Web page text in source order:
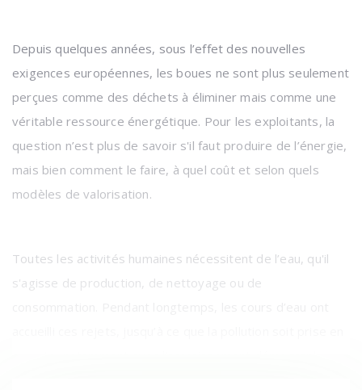
Depuis quelques années, sous l’effet des nouvelles
exigences européennes, les boues ne sont plus seulement
perçues comme des déchets à éliminer mais comme une
véritable ressource énergétique. Pour les exploitants, la
question n’est plus de savoir s'il faut produire de l’énergie,
mais bien comment le faire, à quel coût et selon quels
modèles de valorisation.
Toutes les activités humaines nécessitent de l’eau, qu'il
s'agisse de production, de nettoyage ou de